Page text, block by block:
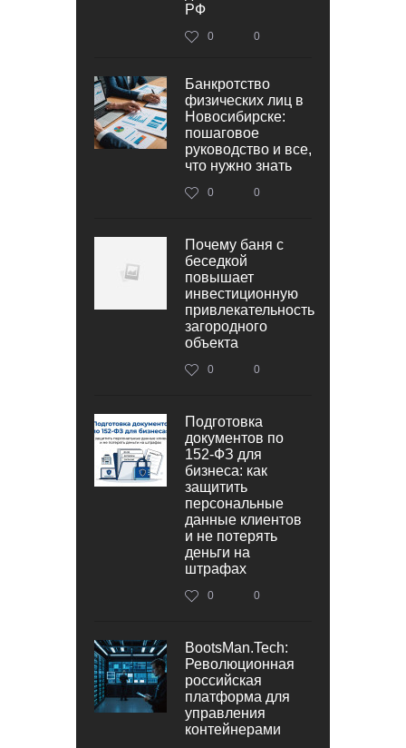
РФ
0 0
Банкротство
физических лиц в
Новосибирске:
пошаговое
руководство и все,
что нужно знать
0 0
Почему баня с
беседкой
повышает
инвестиционную
привлекательность
загородного
объекта
0 0
Подготовка
документов по
152‑ФЗ для
бизнеса: как
защитить
персональные
данные клиентов
и не потерять
деньги на
штрафах
0 0
BootsMan.Tech:
Революционная
российская
платформа для
управления
контейнерами